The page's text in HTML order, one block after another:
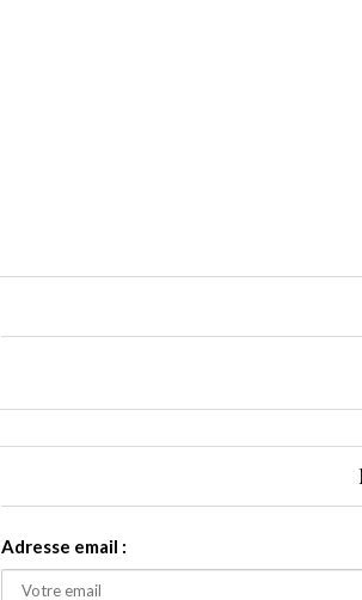
Adresse email :